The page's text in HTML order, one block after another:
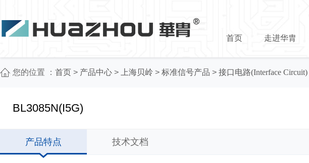
首页 走进华胄
您的位置 ： 首页 > 产品中心 > 上海贝岭 > 标准信号产品 > 接口电路(Interface Circuit)
BL3085N(I5G)
产品特点 技术文档